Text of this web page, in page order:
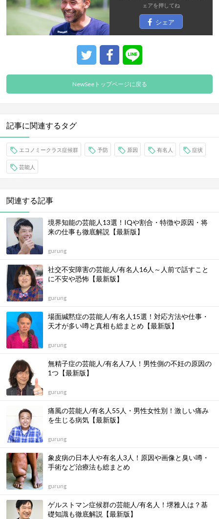
ェアを押してね
シェア
NewSeeトップページに戻る
記事に関連するタグ
エコノミークラス症候群 予防 原因 有名人 症状
芸能人
関連する記事
境界知能の芸能人13選！IQや割合・特徴や原因・将
来の仕事も徹底解説【最新版】
gurung
社交不安障害の芸能人/有名人16人～人前で話すこと
に不安や恐怖【最新版】
gurung
場面緘黙症の芸能人/有名人15選！対応方法や仕事・
天才が多い噂と真相も総まとめ【最新版】
gurung
無精子症の芸能人/有名人7人！男性側の不妊の原因の
1つ【最新版】
gurung
痛風の芸能人/有名人55人・男性女性別！激しい痛み
を生じる病気【最新版】
gurung
象皮病の日本人や有名人3人！原因や画像と臭い噂・
手術など治療法も総まとめ
gurung
ゲルストマン症候群の芸能人/有名人！堺雅人は？基
礎知識も徹底解説【最新版】